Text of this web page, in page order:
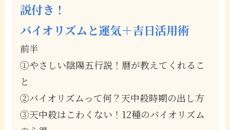
説付き！
バイオリズムと運気＋吉日活用術
前半
①やさしい陰陽五行説！暦が教えてくれるこ
と
②バイオリズムって何？天中殺時期の出し方
③天中殺はこわくない！12種のバイオリズム